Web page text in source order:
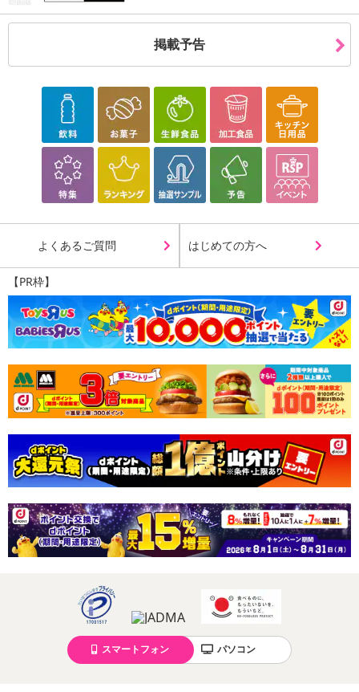
にご納得いただきましたうえでお申し込みください。
の掲載画像や画像内のバーコードなど、お届け商品と多少異なる場
合がございます。
また、[新たな加工食品の原料原産地表示制度]の経過措置期間の終
了により、商品詳細内に記載の原産国・原材料の表記が旧表記の場
合がございます。
あらかじめご了承いただいた上でお申込みください。なお、本理由
によるお申込み後のキャンセル・返品交換は対応いたしかねます。
【お支払いについて】
クまとめて支払い、楽天ペイ、メルペイ、AEON Pay、Amazon Pa
yでお支払いの場合、決済のため外部サイトへ遷移します。
※予約商品は決済手段ごとに定められた決済期限日にお支払いを完
了することがございます。ご了承いただいたうえでお申し込みくだ
さい。
発送日カレンダー
休業日
その他共通および商品カテゴリー別注意事項（※必ずご確認くだ
こちらの情報は 2026年07月09日時点での情報となります。
掲載予告
よくあるご質問 はじめての方へ
【PR枠】
スマートフォン パソコン